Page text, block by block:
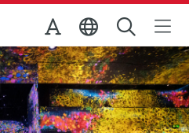
Macau
Lihat layar penuh